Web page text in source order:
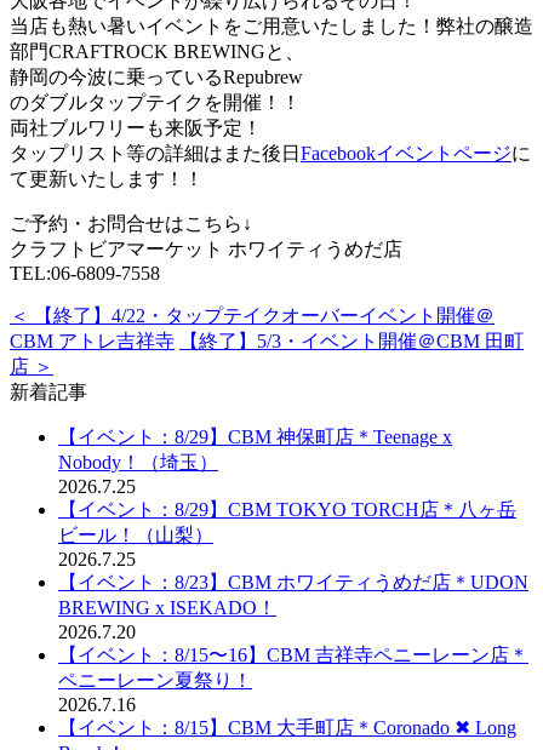
当店も熱い暑いイベントをご用意いたしました！弊社の醸造
部門CRAFTROCK BREWINGと、
静岡の今波に乗っているRepubrew
のダブルタップテイクを開催！！
両社ブルワリーも来阪予定！
タップリスト等の詳細はまた後日 Facebookイベントページに
て更新いたします！！
ご予約・お問合せはこちら↓
クラフトビアマーケット ホワイティうめだ店
TEL:06-6809-7558
＜ 【終了】4/22・タップテイクオーバーイベント開催＠
CBM アトレ吉祥寺
【終了】5/3・イベント開催＠CBM 田町
店 ＞
新着記事
【イベント：8/29】CBM 神保町店＊Teenage x
Nobody！（埼玉）
2026.7.25
【イベント：8/29】CBM TOKYO TORCH店＊八ヶ岳
ビール！（山梨）
2026.7.25
【イベント：8/23】CBM ホワイティうめだ店＊UDON
BREWING x ISEKADO！
2026.7.20
【イベント：8/15〜16】CBM 吉祥寺ペニーレーン店＊
ペニーレーン夏祭り！
2026.7.16
【イベント：8/15】CBM 大手町店＊Coronado ✖︎ Long